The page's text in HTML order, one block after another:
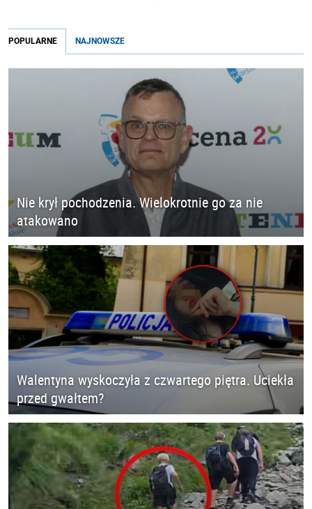
POPULARNE NAJNOWSZE
Nie krył pochodzenia. Wielokrotnie go za nie
atakowano
Walentyna wyskoczyła z czwartego piętra. Uciekła
przed gwałtem?